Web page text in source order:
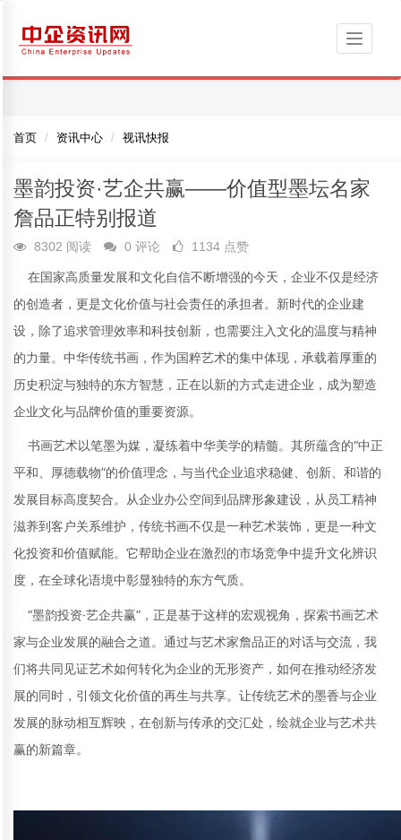
Toggle
首页 资讯中心 视讯快报
墨韵投资·艺企共赢——价值型墨坛名家
詹品正特别报道
8302 阅读 0 评论 1134 点赞
在国家高质量发展和文化自信不断增强的今天，企业不仅是经济
的创造者，更是文化价值与社会责任的承担者。新时代的企业建
设，除了追求管理效率和科技创新，也需要注入文化的温度与精神
的力量。中华传统书画，作为国粹艺术的集中体现，承载着厚重的
历史积淀与独特的东方智慧，正在以新的方式走进企业，成为塑造
企业文化与品牌价值的重要资源。
书画艺术以笔墨为媒，凝练着中华美学的精髓。其所蕴含的“中正
平和、厚德载物”的价值理念，与当代企业追求稳健、创新、和谐的
发展目标高度契合。从企业办公空间到品牌形象建设，从员工精神
滋养到客户关系维护，传统书画不仅是一种艺术装饰，更是一种文
化投资和价值赋能。它帮助企业在激烈的市场竞争中提升文化辨识
度，在全球化语境中彰显独特的东方气质。
“墨韵投资·艺企共赢”，正是基于这样的宏观视角，探索书画艺术
家与企业发展的融合之道。通过与艺术家詹品正的对话与交流，我
们将共同见证艺术如何转化为企业的无形资产，如何在推动经济发
展的同时，引领文化价值的再生与共享。让传统艺术的墨香与企业
发展的脉动相互辉映，在创新与传承的交汇处，绘就企业与艺术共
赢的新篇章。